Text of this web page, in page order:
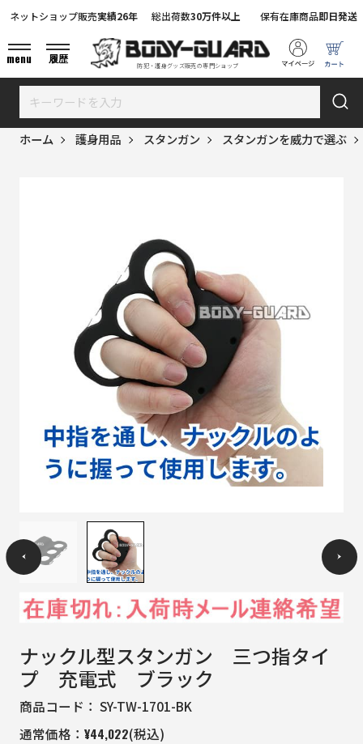
防犯・護身グッズ販売の専門ショップ
ネットショップ販売実績26年 総出荷数30万件以上 保有在庫商品即日発送
menu 履歴
ホーム 護身用品 スタンガン スタンガンを威力で選ぶ
ナックル型スタンガン 三つ指タイ
プ 充電式 ブラック
商品コード： SY-TW-1701-BK
通常価格： ¥44,022(税込)